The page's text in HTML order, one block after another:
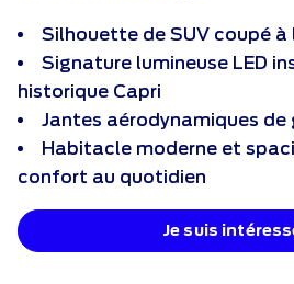
Silhouette de SUV coupé à
Signature lumineuse LED
historique Capri
Jantes aérodynamiques
Habitacle moderne et
confort au quotidien
Je suis